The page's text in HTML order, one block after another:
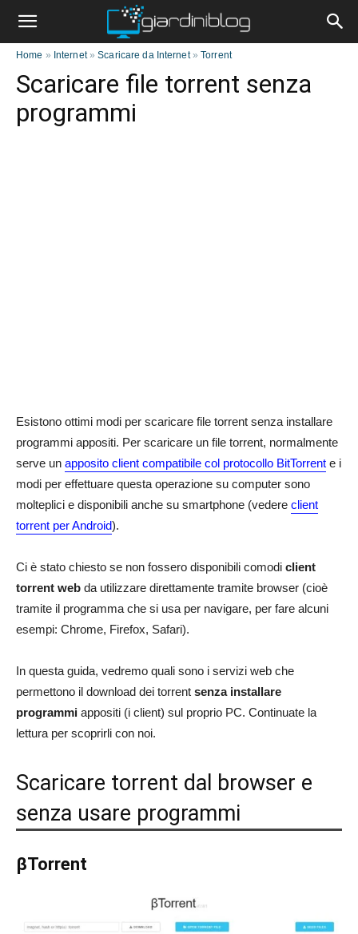
Home » Internet»Scaricare da Internet»Torrent
Scaricare file torrent senza
programmi
Esistono ottimi modi per scaricare file torrent senza installare
programmi appositi. Per scaricare un file torrent, normalmente
serve un apposito client compatibile col protocollo BitTorrent e i
modi per effettuare questa operazione su computer sono
molteplici e disponibili anche su smartphone (vedere client
torrent per Android).
Ci è stato chiesto se non fossero disponibili comodi client
torrent web da utilizzare direttamente tramite browser (cioè
tramite il programma che si usa per navigare, per fare alcuni
esempi: Chrome, Firefox, Safari).
In questa guida, vedremo quali sono i servizi web che
permettono il download dei torrent senza installare
programmi appositi (i client) sul proprio PC. Continuate la
lettura per scoprirli con noi.
Scaricare torrent dal browser e
senza usare programmi
βTorrent